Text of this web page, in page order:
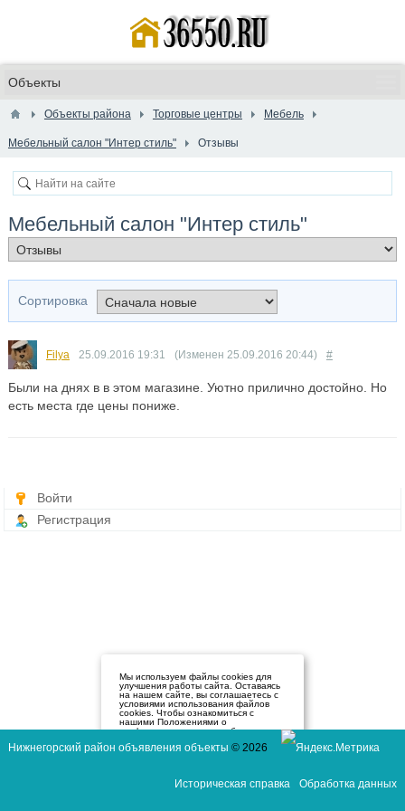
Объекты района Торговые центры Мебель
Мебельный салон "Интер стиль" Отзывы
Мебельный салон "Интер стиль"
Сортировка
Filya 25.09.2016 19:31 (Изменен 25.09.2016 20:44) #
Были на днях в в этом магазине. Уютно прилично достойно. Но
есть места где цены пониже.
Войти
Регистрация
Мы используем файлы cookies для
улучшения работы сайта. Оставаясь
на нашем сайте, вы соглашаетесь с
условиями использования файлов
cookies. Чтобы ознакомиться с
нашими Положениями о
конфиденциальности и об
нажмите здесь.
Нижнегорский район объявления объекты © 2026
Историческая справка Обработка данных